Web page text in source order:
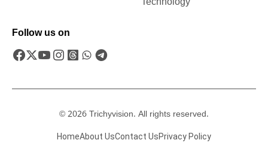
Technology
Follow us on
© 2026 Trichyvision. All rights reserved.
HomeAbout UsContact UsPrivacy Policy